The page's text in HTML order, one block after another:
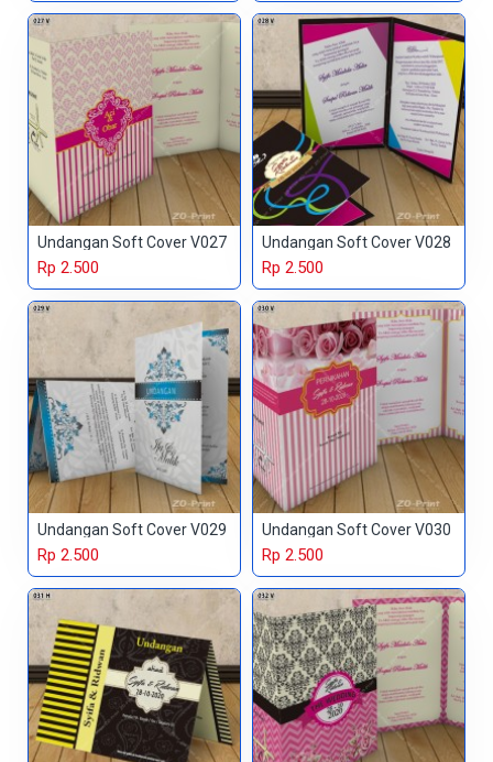
Undangan Soft Cover V027
Rp 2.500
Undangan Soft Cover V028
Rp 2.500
Undangan Soft Cover V029
Rp 2.500
Undangan Soft Cover V030
Rp 2.500